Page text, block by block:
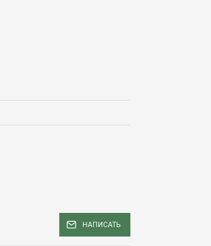
НАПИСАТЬ